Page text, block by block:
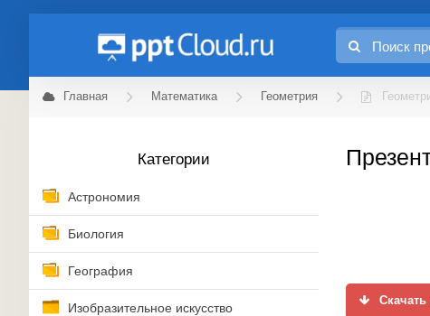
Главная Математика Геометрия
Категории
Астрономия
Биология
География
Изобразительное искусство